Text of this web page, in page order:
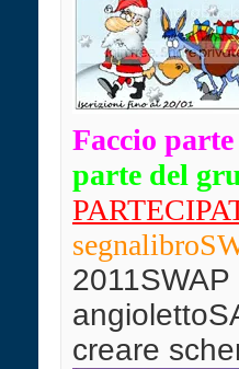
Faccio
parte del
segnalibro
creare